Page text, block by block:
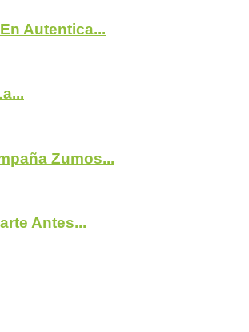
Autentica...
Zumos...
Antes...